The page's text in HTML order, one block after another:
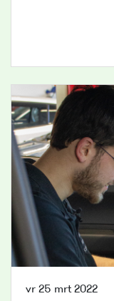
vr 25 mrt 2022